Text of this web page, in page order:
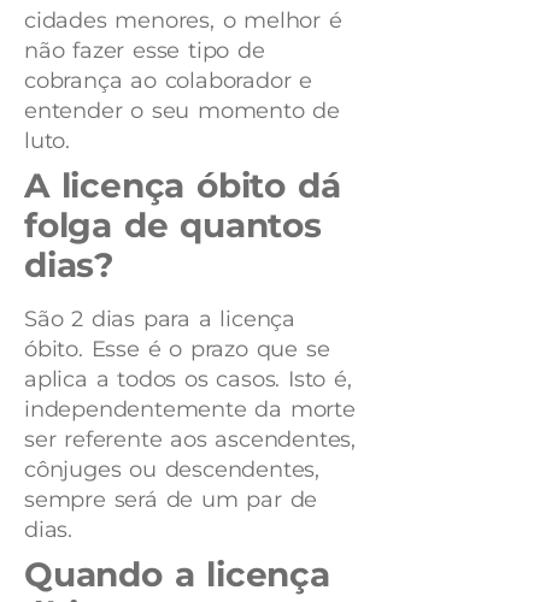
cidades menores, o melhor é
não fazer esse tipo de
cobrança ao colaborador e
entender o seu momento de
luto.
A licença óbito dá
folga de quantos
dias?
São 2 dias para a licença
óbito. Esse é o prazo que se
aplica a todos os casos. Isto é,
independentemente da morte
ser referente aos ascendentes,
cônjuges ou descendentes,
sempre será de um par de
dias.
Quando a licença